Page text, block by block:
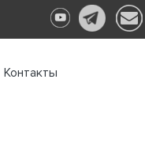
Контакты